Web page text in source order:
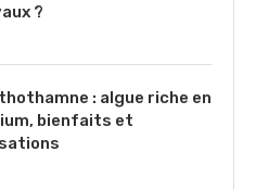
?
: algue riche en
bienfaits et